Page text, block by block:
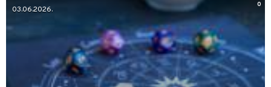
0
03.06.2026.